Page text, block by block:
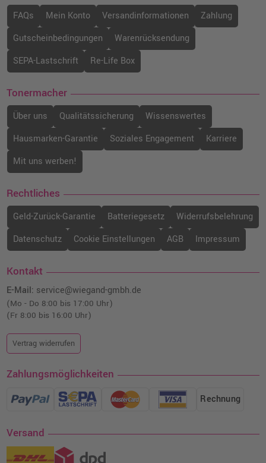
FAQs Mein Konto Versandinformationen
Zahlung
Gutscheinbedingungen
Warenrücksendung
SEPA-Lastschrift
Re-Life Box
Tonermacher
Über uns Qualitätssicherung
Wissenswertes
Hausmarken-Garantie
Soziales Engagement
Karriere
Mit uns werben!
Rechtliches
Geld-Zurück-Garantie Batteriegesetz
Widerrufsbelehrung
Datenschutz
Cookie Einstellungen AGB Impressum
Kontakt
E-Mail: service@wiegand-gmbh.de
(Mo - Do 8:00 bis 17:00 Uhr)
(Fr 8:00 bis 16:00 Uhr)
Vertrag widerrufen
Zahlungsmöglichkeiten
Rechnung
Versand